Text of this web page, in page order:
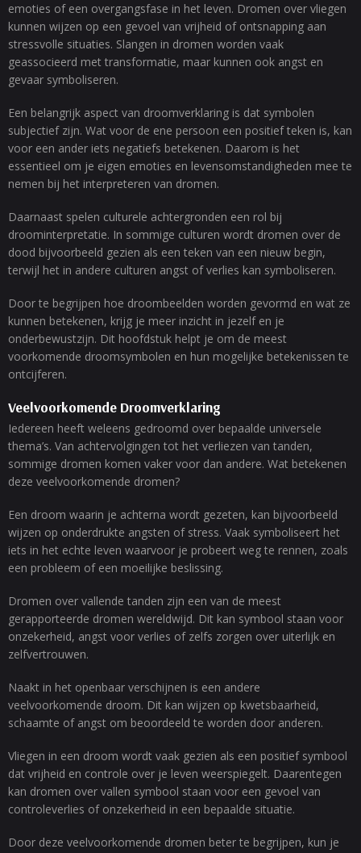
emoties of een overgangsfase in het leven. Dromen over vliegen
kunnen wijzen op een gevoel van vrijheid of ontsnapping aan
stressvolle situaties. Slangen in dromen worden vaak
geassocieerd met transformatie, maar kunnen ook angst en
gevaar symboliseren.
Een belangrijk aspect van droomverklaring is dat symbolen
subjectief zijn. Wat voor de ene persoon een positief teken is, kan
voor een ander iets negatiefs betekenen. Daarom is het
essentieel om je eigen emoties en levensomstandigheden mee te
nemen bij het interpreteren van dromen.
Daarnaast spelen culturele achtergronden een rol bij
droominterpretatie. In sommige culturen wordt dromen over de
dood bijvoorbeeld gezien als een teken van een nieuw begin,
terwijl het in andere culturen angst of verlies kan symboliseren.
Door te begrijpen hoe droombeelden worden gevormd en wat ze
kunnen betekenen, krijg je meer inzicht in jezelf en je
onderbewustzijn. Dit hoofdstuk helpt je om de meest
voorkomende droomsymbolen en hun mogelijke betekenissen te
ontcijferen.
Veelvoorkomende Droomverklaring
Iedereen heeft weleens gedroomd over bepaalde universele
thema’s. Van achtervolgingen tot het verliezen van tanden,
sommige dromen komen vaker voor dan andere. Wat betekenen
deze veelvoorkomende dromen?
Een droom waarin je achterna wordt gezeten, kan bijvoorbeeld
wijzen op onderdrukte angsten of stress. Vaak symboliseert het
iets in het echte leven waarvoor je probeert weg te rennen, zoals
een probleem of een moeilijke beslissing.
Dromen over vallende tanden zijn een van de meest
gerapporteerde dromen wereldwijd. Dit kan symbool staan voor
onzekerheid, angst voor verlies of zelfs zorgen over uiterlijk en
zelfvertrouwen.
Naakt in het openbaar verschijnen is een andere
veelvoorkomende droom. Dit kan wijzen op kwetsbaarheid,
schaamte of angst om beoordeeld te worden door anderen.
Vliegen in een droom wordt vaak gezien als een positief symbool
dat vrijheid en controle over je leven weerspiegelt. Daarentegen
kan dromen over vallen symbool staan voor een gevoel van
controleverlies of onzekerheid in een bepaalde situatie.
Door deze veelvoorkomende dromen beter te begrijpen, kun je